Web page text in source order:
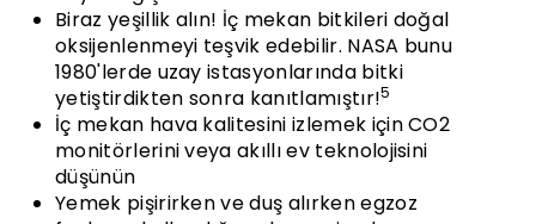
Biraz yeşillik alın! İç mekan bitkileri doğal
oksijenlenmeyi teşvik edebilir. NASA bunu
1980'lerde uzay istasyonlarında bitki
yetiştirdikten sonra kanıtlamıştır!5
İç mekan hava kalitesini izlemek için CO2
monitörlerini veya akıllı ev teknolojisini
düşünün
Yemek pişirirken ve duş alırken egzoz